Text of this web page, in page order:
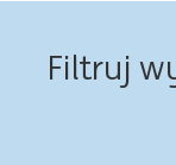
Filtruj
Oferty
Spróbuj z inną